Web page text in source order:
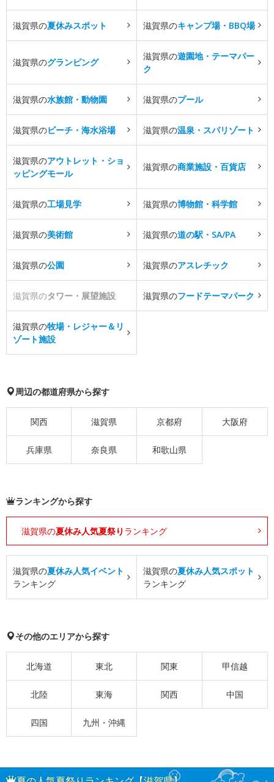
滋賀県の夏休みスポット 滋賀県のキャンプ場・BBQ場
滋賀県のグランピング
滋賀県の遊園地・テーマパー
ク
滋賀県の水族館・動物園 滋賀県のプール
滋賀県のビーチ・海水浴場 滋賀県の温泉・スパリゾート
滋賀県のアウトレット・ショ
ッピングモール
滋賀県の商業施設・百貨店
滋賀県の工場見学 滋賀県の博物館・科学館
滋賀県の美術館 滋賀県の道の駅・SA/PA
滋賀県の公園 滋賀県のアスレチック
滋賀県のタワー・展望施設 滋賀県のフードテーマパーク
滋賀県の牧場・レジャー＆リ
ゾート施設
周辺の都道府県から探す
関西 滋賀県 京都府 大阪府
兵庫県 奈良県 和歌山県
ランキングから探す
滋賀県の夏休み人気夏祭り ランキング
滋賀県の夏休み人気イベント
ランキング
滋賀県の夏休み人気スポット
ランキング
その他のエリアから探す
北海道 東北 関東 甲信越
北陸 東海 関西 中国
四国 九州・沖縄